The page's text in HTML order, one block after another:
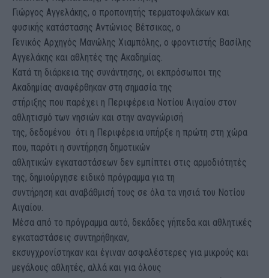
Γιώργος Αγγελάκης, ο προπονητής τερματοφυλάκων και
φυσικής κατάστασης Αντώνιος Βέτσικας, ο
Γενικός Αρχηγός Μανώλης Χιαμπόλης, ο φροντιστής Βασίλης
Αγγελάκης και αθλητές της Ακαδημίας.
Κατά τη διάρκεια της συνάντησης, οι εκπρόσωποι της
Ακαδημίας αναφέρθηκαν στη σημασία της
στήριξης που παρέχει η Περιφέρεια Νοτίου Αιγαίου στον
αθλητισμό των νησιών και στην αναγνώρισή
της, δεδομένου ότι η Περιφέρεια υπήρξε η πρώτη στη χώρα
που, παρότι η συντήρηση δημοτικών
αθλητικών εγκαταστάσεων δεν εμπίπτει στις αρμοδιότητές
της, δημιούργησε ειδικό πρόγραμμα για τη
συντήρηση και αναβάθμισή τους σε όλα τα νησιά του Νοτίου
Αιγαίου.
Μέσα από το πρόγραμμα αυτό, δεκάδες γήπεδα και αθλητικές
εγκαταστάσεις συντηρήθηκαν,
εκσυγχρονίστηκαν και έγιναν ασφαλέστερες για μικρούς και
μεγάλους αθλητές, αλλά και για όλους